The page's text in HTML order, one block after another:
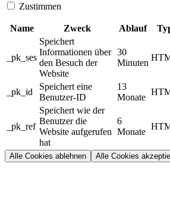
Zustimmen
Name Zweck Ablauf
_pk_ses
Speichert
Informationen über
den Besuch der
Website
30
Minuten
_pk_id
Speichert eine
Benutzer-ID
13
Monate
_pk_ref
Speichert wie der
Benutzer die
Website aufgerufen
hat
6
Monate
Alle Cookies ablehnen Alle Cookies